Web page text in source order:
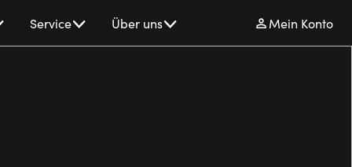
Service Über uns Mein Konto